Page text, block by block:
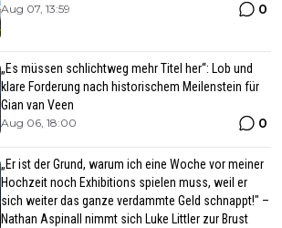
Aug 07, 13:59 0
„Es müssen schlichtweg mehr Titel her“: Lob und
klare Forderung nach historischem Meilenstein für
Gian van Veen
Aug 06, 18:00 0
„Er ist der Grund, warum ich eine Woche vor meiner
Hochzeit noch Exhibitions spielen muss, weil er
sich weiter das ganze verdammte Geld schnappt!" –
Nathan Aspinall nimmt sich Luke Littler zur Brust